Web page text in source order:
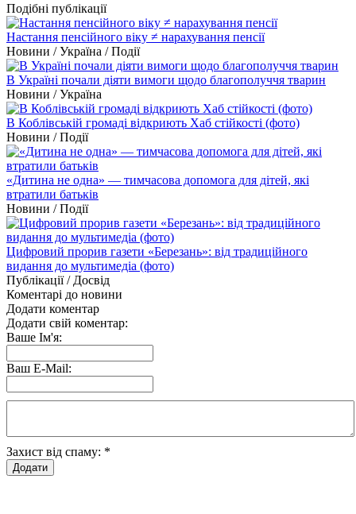
Подібні публікації
Настання пенсійного віку ≠ нарахування пенсії
Новини / Україна / Події
В Україні почали діяти вимоги щодо благополуччя тварин
Новини / Україна
В Коблівській громаді відкриють Хаб стійкості (фото)
Новини / Події
«Дитина не одна» — тимчасова допомога для дітей, які
втратили батьків
Новини / Події
Цифровий прорив газети «Березань»: від традиційного
видання до мультимедіа (фото)
Публікації / Досвід
Коментарі до новини
Додати коментар
Додати свій коментар:
Ваше Ім'я:
Ваш E-Mail:
Захист від спаму: *